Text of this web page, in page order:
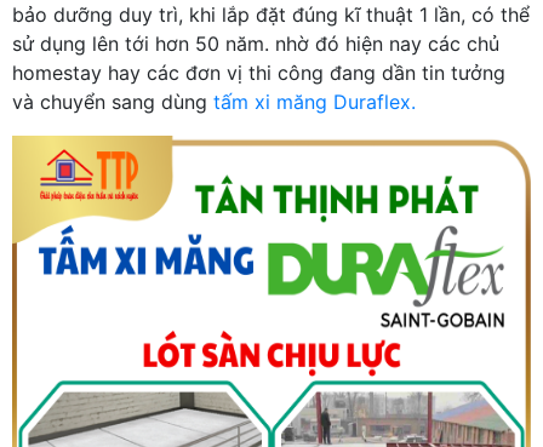
bảo dưỡng duy trì, khi lắp đặt đúng kĩ thuật 1 lần, có thể
sử dụng lên tới hơn 50 năm. nhờ đó hiện nay các chủ
homestay hay các đơn vị thi công đang dần tin tưởng
và chuyển sang dùng tấm xi măng Duraflex.